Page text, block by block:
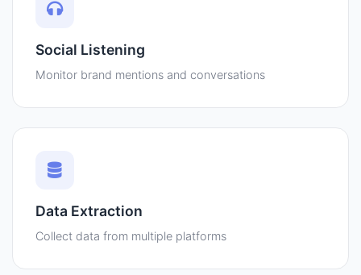
Social Listening
Monitor brand mentions and conversations
Data Extraction
Collect data from multiple platforms